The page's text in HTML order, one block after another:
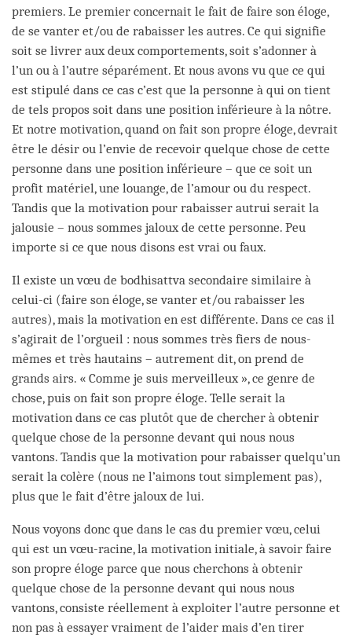
premiers. Le premier concernait le fait de faire son éloge,
de se vanter et/ou de rabaisser les autres. Ce qui signifie
soit se livrer aux deux comportements, soit s’adonner à
l’un ou à l’autre séparément. Et nous avons vu que ce qui
est stipulé dans ce cas c’est que la personne à qui on tient
de tels propos soit dans une position inférieure à la nôtre.
Et notre motivation, quand on fait son propre éloge, devrait
être le désir ou l’envie de recevoir quelque chose de cette
personne dans une position inférieure – que ce soit un
profit matériel, une louange, de l’amour ou du respect.
Tandis que la motivation pour rabaisser autrui serait la
jalousie – nous sommes jaloux de cette personne. Peu
importe si ce que nous disons est vrai ou faux.
Il existe un vœu de bodhisattva secondaire similaire à
celui-ci (faire son éloge, se vanter et/ou rabaisser les
autres), mais la motivation en est différente. Dans ce cas il
s’agirait de l’orgueil : nous sommes très fiers de nous-
mêmes et très hautains – autrement dit, on prend de
grands airs. « Comme je suis merveilleux », ce genre de
chose, puis on fait son propre éloge. Telle serait la
motivation dans ce cas plutôt que de chercher à obtenir
quelque chose de la personne devant qui nous nous
vantons. Tandis que la motivation pour rabaisser quelqu’un
serait la colère (nous ne l’aimons tout simplement pas),
plus que le fait d’être jaloux de lui.
Nous voyons donc que dans le cas du premier vœu, celui
qui est un vœu-racine, la motivation initiale, à savoir faire
son propre éloge parce que nous cherchons à obtenir
quelque chose de la personne devant qui nous nous
vantons, consiste réellement à exploiter l’autre personne et
non pas à essayer vraiment de l’aider mais d’en tirer